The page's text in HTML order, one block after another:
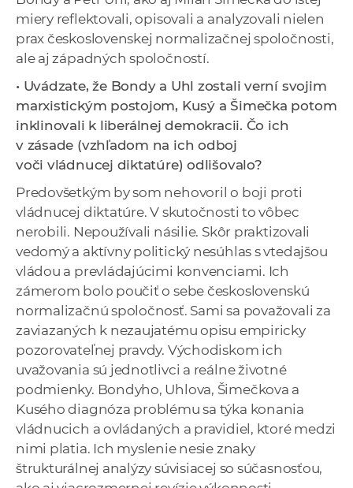
miery reflektovali, opisovali a analyzovali nielen
prax československej normalizačnej spoločnosti,
ale aj západných spoločností.
• Uvádzate, že Bondy a Uhl zostali verní svojim
marxistickým postojom, Kusý a Šimečka potom
inklinovali k liberálnej demokracii. Čo ich
v zásade (vzhľadom na ich odboj
voči vládnucej diktatúre) odlišovalo?
Predovšetkým by som nehovoril o boji proti
vládnucej diktatúre. V skutočnosti to vôbec
nerobili. Nepoužívali násilie. Skôr praktizovali
vedomý a aktívny politický nesúhlas s vtedajšou
vládou a prevládajúcimi konvenciami. Ich
zámerom bolo poučiť o sebe československú
normalizačnú spoločnosť. Sami sa považovali za
zaviazaných k nezaujatému opisu empiricky
pozorovateľnej pravdy. Východiskom ich
uvažovania sú jednotlivci a reálne životné
podmienky. Bondyho, Uhlova, Šimečkova a
Kusého diagnóza problému sa týka konania
vládnucich a ovládaných a pravidiel, ktoré medzi
nimi platia. Ich myslenie nesie znaky
štrukturálnej analýzy súvisiacej so súčasnosťou,